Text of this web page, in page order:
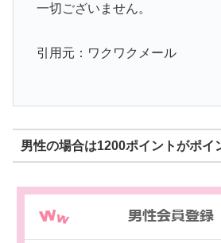
一切ございません。
引用元：ワクワクメール
男性の場合は1200ポイントがポイ